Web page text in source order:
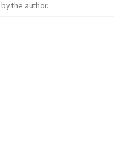
by the author.